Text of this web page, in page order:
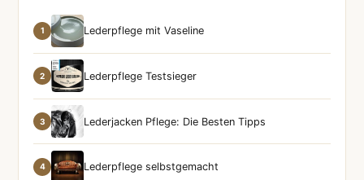
1 Lederpflege mit Vaseline
2 Lederpflege Testsieger
3 Lederjacken Pflege: Die Besten Tipps
4 Lederpflege selbstgemacht